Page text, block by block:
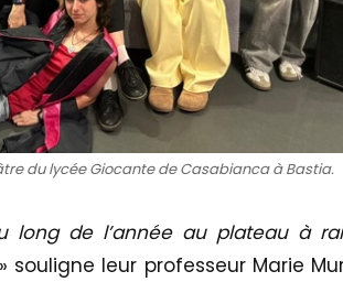
du lycée Giocante de Casabianca à Bastia.
long de l’année au plateau à
souligne leur professeur Marie